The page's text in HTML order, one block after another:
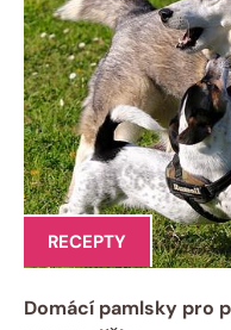
RECEPTY
Domácí pamlsky pro